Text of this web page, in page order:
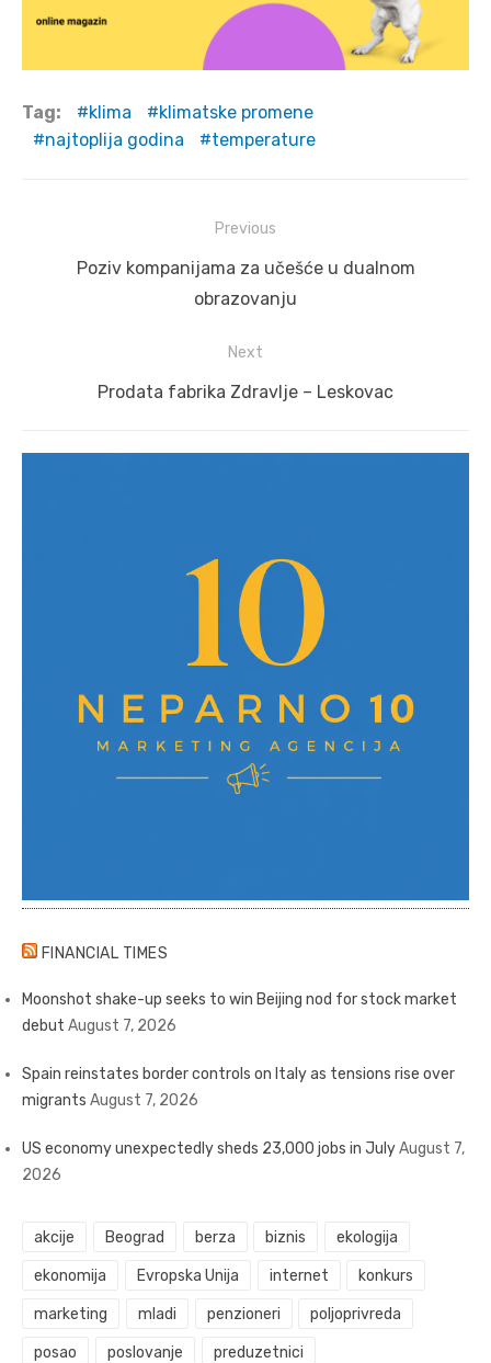
Tag: klima
klimatske promene
najtoplija godina
temperature
navigation
Previous
PreviousPoziv kompanijama za učešće u dualnom
obrazovanju
Next
Next
Prodata fabrika Zdravlje – Leskovac
FINANCIAL TIMES
Moonshot shake-up seeks to win Beijing nod for stock market
debut August 7, 2026
Spain reinstates border controls on Italy as tensions rise over
migrants August 7, 2026
US economy unexpectedly sheds 23,000 jobs in JulyAugust 7,
2026
akcije Beograd berza biznis ekologija
ekonomija Evropska Unija internet konkurs
marketing mladi penzioneri poljoprivreda
posao poslovanje preduzetnici